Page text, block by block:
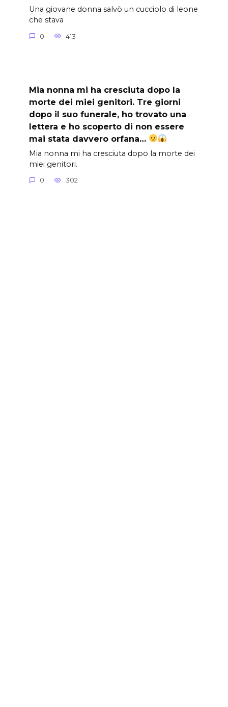
Una giovane donna salvò un cucciolo di leone
che stava
0 413
Mia nonna mi ha cresciuta dopo la
morte dei miei genitori. Tre giorni
dopo il suo funerale, ho trovato una
lettera e ho scoperto di non essere
mai stata davvero orfana…
Mia nonna mi ha cresciuta dopo la morte dei
miei genitori.
0 302